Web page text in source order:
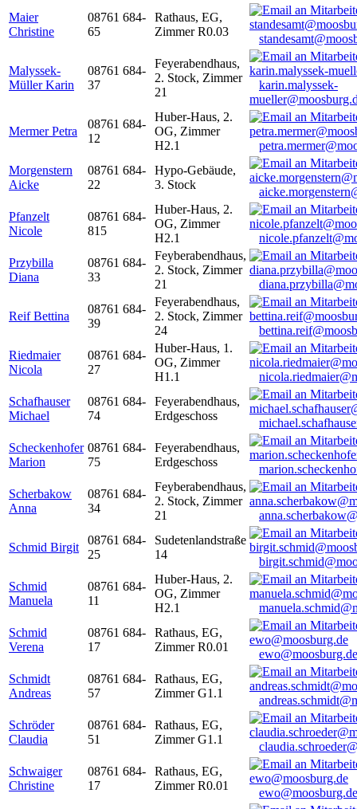
Maier
Christine
08761 684-
65
Rathaus, EG,
Zimmer R0.03
Malyssek-
Müller Karin
08761 684-
37
Feyerabendhaus,
2. Stock, Zimmer
21
karin.malyssek-
Mermer Petra
08761 684-
12
Huber-Haus, 2.
OG, Zimmer
H2.1
Morgenstern
Aicke
08761 684-
22
Hypo-Gebäude,
3. Stock
Pfanzelt
Nicole
08761 684-
815
Huber-Haus, 2.
OG, Zimmer
H2.1
Przybilla
Diana
08761 684-
33
Feyberabendhaus,
2. Stock, Zimmer
21
Reif Bettina
08761 684-
39
Feyerabendhaus,
2. Stock, Zimmer
24
Riedmaier
Nicola
08761 684-
27
Huber-Haus, 1.
OG, Zimmer
H1.1
Schafhauser
Michael
08761 684-
74
Feyerabendhaus,
Erdgeschoss
Scheckenhofer
Marion
08761 684-
75
Feyerabendhaus,
Erdgeschoss
Scherbakow
Anna
08761 684-
34
Feyberabendhaus,
2. Stock, Zimmer
21
Schmid Birgit
08761 684-
25
Sudetenlandstraße
14
Schmid
Manuela
08761 684-
11
Huber-Haus, 2.
OG, Zimmer
H2.1
Schmid
Verena
08761 684-
17
Rathaus, EG,
Zimmer R0.01
ewo@moosburg.de
Schmidt
Andreas
08761 684-
57
Rathaus, EG,
Zimmer G1.1
Schröder
Claudia
08761 684-
51
Rathaus, EG,
Zimmer G1.1
Schwaiger
Christine
08761 684-
17
Rathaus, EG,
Zimmer R0.01
ewo@moosburg.de